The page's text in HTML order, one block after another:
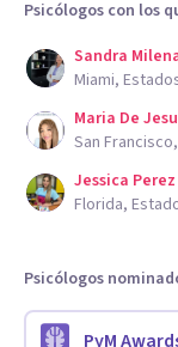
Psicólogos con los
Sandra
Miami,
Maria De
San
Jessica
Florida,
Psicólogos
PyM